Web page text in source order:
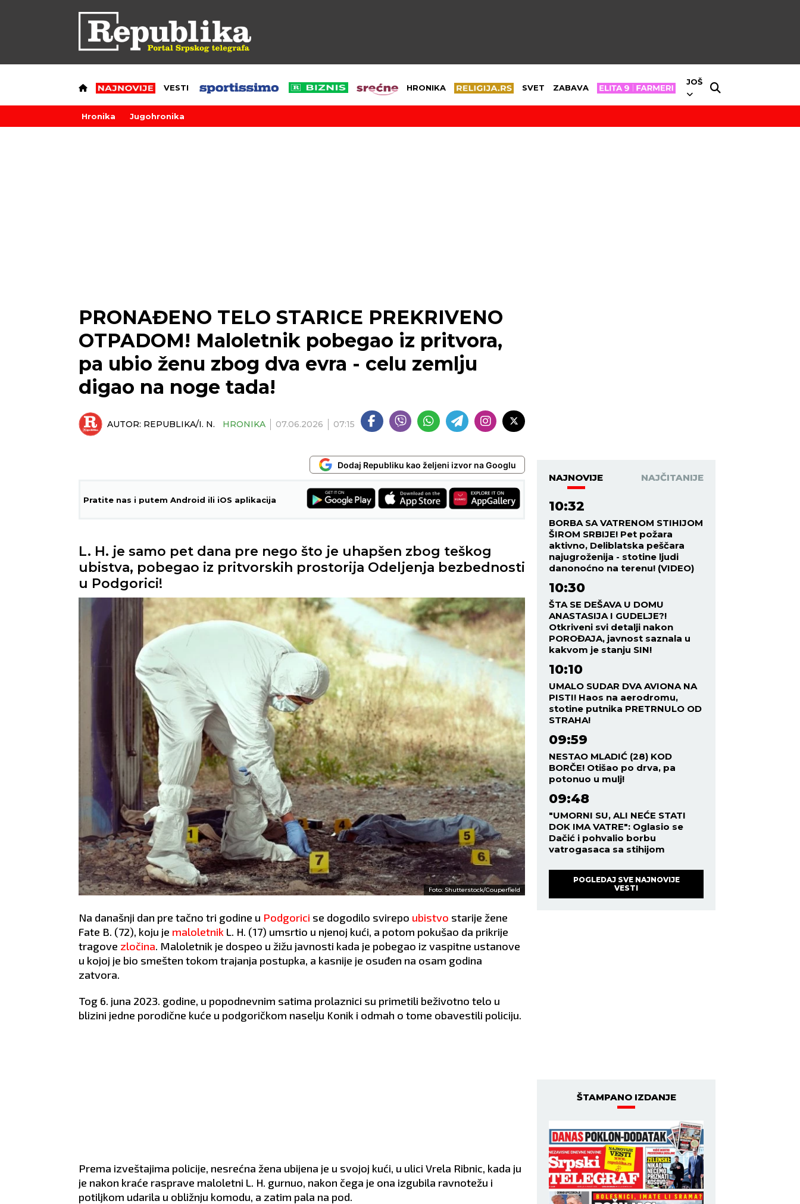
VESTI HRONIKA SVET ZABAVA
JOŠ
Hronika Jugohronika
PRONAĐENO TELO STARICE PREKRIVENO
OTPADOM! Maloletnik pobegao iz pritvora,
pa ubio ženu zbog dva evra - celu zemlju
digao na noge tada!
AUTOR: REPUBLIKA/I. N. HRONIKA 07.06.2026 07:15
Dodaj Republiku kao željeni izvor na Googlu
Pratite nas i putem Android ili iOS aplikacija
L. H. je samo pet dana pre nego što je uhapšen zbog teškog
ubistva, pobegao iz pritvorskih prostorija Odeljenja bezbednosti
u Podgorici!
Foto: Shutterstock/Couperfield
Na današnji dan pre tačno tri godine u Podgorici se dogodilo svirepo ubistvo starije žene
Fate B. (72), koju je maloletnik L. H. (17) umsrtio u njenoj kući, a potom pokušao da prikrije
tragove zločina. Maloletnik je dospeo u žižu javnosti kada je pobegao iz vaspitne ustanove
u kojoj je bio smešten tokom trajanja postupka, a kasnije je osuđen na osam godina
zatvora.
Tog 6. juna 2023. godine, u popodnevnim satima prolaznici su primetili beživotno telo u
blizini jedne porodične kuće u podgoričkom naselju Konik i odmah o tome obavestili policiju.
Prema izveštajima policije, nesrećna žena ubijena je u svojoj kući, u ulici Vrela Ribnic, kada ju
je nakon kraće rasprave maloletni L. H. gurnuo, nakon čega je ona izgubila ravnotežu i
potiljkom udarila u obližnju komodu, a zatim pala na pod.
NAJNOVIJE NAJČITANIJE
10:32
BORBA SA VATRENOM STIHIJOM
ŠIROM SRBIJE! Pet požara
aktivno, Deliblatska peščara
najugroženija - stotine ljudi
danonoćno na terenu! (VIDEO)
10:30
ŠTA SE DEŠAVA U DOMU
ANASTASIJA I GUDELJE?!
Otkriveni svi detalji nakon
POROĐAJA, javnost saznala u
kakvom je stanju SIN!
10:10
UMALO SUDAR DVA AVIONA NA
PISTI! Haos na aerodromu,
stotine putnika PRETRNULO OD
STRAHA!
09:59
NESTAO MLADIĆ (28) KOD
BORČE! Otišao po drva, pa
potonuo u mulj!
09:48
"UMORNI SU, ALI NEĆE STATI
DOK IMA VATRE": Oglasio se
Dačić i pohvalio borbu
vatrogasaca sa stihijom
POGLEDAJ SVE NAJNOVIJE
VESTI
ŠTAMPANO IZDANJE